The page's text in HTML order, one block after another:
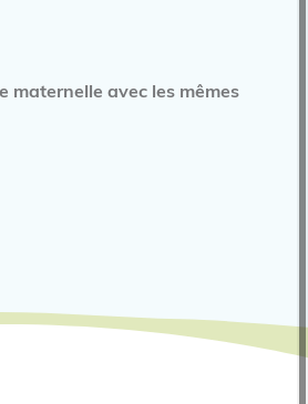
maternelle avec les mêmes